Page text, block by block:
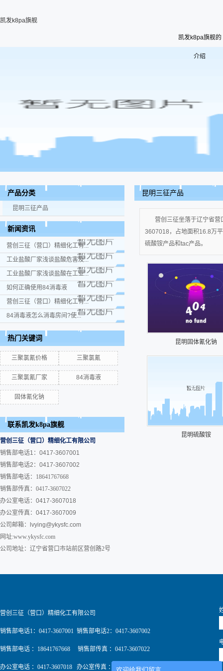
凯发k8pa旗舰
凯发k8pa旗舰的
介绍
产品分类
昆明三征产品
新闻资讯
营创三征（营口）精细化工有...
工业盐酸厂家浅谈盐酸危害及...
工业盐酸厂家浅谈盐酸在工业...
如何正确使用84消毒液
营创三征（营口）精细化工有...
84消毒液怎么消毒房间?使...
热门关键词
三聚氯氰价格 三聚氯氰
三聚氯氰厂家 84消毒液
固体氰化钠
联系凯发k8pa旗舰
营创三征（营口）精细化工有限公司
销售部电话1：0417-3607001
销售部电话2：0417-3607002
销售部电话：18641767668
销售部传真：0417-3607022
办公室电话：0417-3607018
办公室传真：0417-3607009
公司邮箱：
lvying@ykysfc.com
网址:www.ykysfc.com
公司地址：辽宁省营口市站前区营创路2号
昆明三征产品
营创三征坐落于辽宁省
3607018，占地面积16.8万
硫酸铵产品和tac产品。
昆明固体氰化钠
昆明硫酸铵
营创三征（营口）精细化工有限公司
销售部电话1：0417-3607001 销售部电话2：0417-3607002
销售部电话 ：18641767668 销售部传真 ：0417-3607022
办公室电话 ：0417-3607018 办公室传真 ：0417-3607009